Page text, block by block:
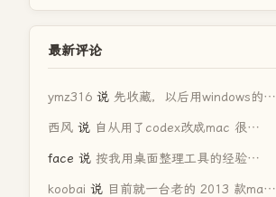
最新评论
ymz316 说 先收藏，以后用windows的…
西风 说 自从用了codex改成mac 很…
face 说 按我用桌面整理工具的经验…
koobai 说 目前就一台老的 2013 款ma…